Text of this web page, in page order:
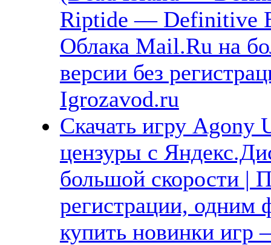
Riptide — Definitive
Облака Mail.Ru на
версии без
Igrozavod.ru
Скачать игру Agony
цензуры с
большой скорости |
регистрации, одним
купить новинки